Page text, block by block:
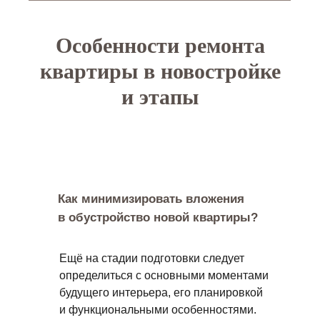
Особенности ремонта
квартиры в новостройке
и этапы
Ещё на стадии подготовки следует
определиться с основными моментами
будущего интерьера, его планировкой
и функциональными особенностями.
Как минимизировать вложения
в обустройство новой квартиры?